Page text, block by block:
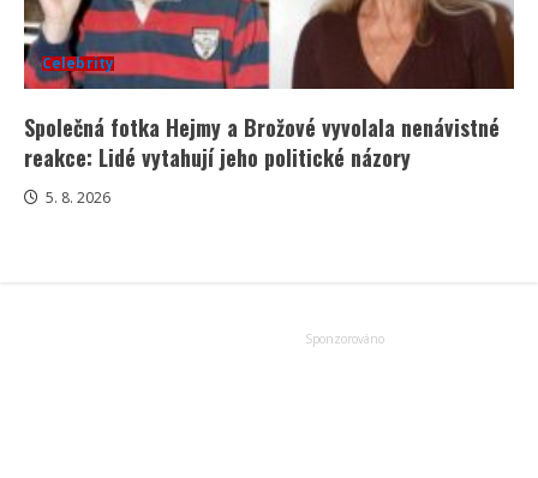
Celebrity
Společná fotka Hejmy a Brožové vyvolala nenávistné
reakce: Lidé vytahují jeho politické názory
5. 8. 2026